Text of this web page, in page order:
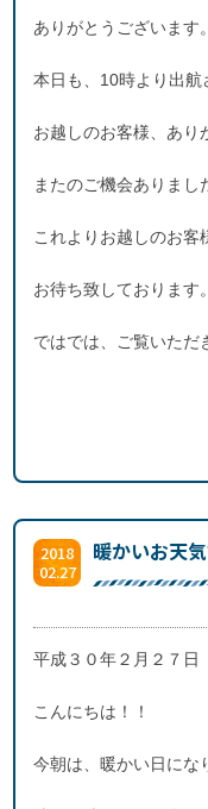
ありがとうございます
本日も、10時より出航
お越しのお客様、あり
またのご機会ありまし
これよりお越しのお客
お待ち致しております。
ではでは、ご覧いただ
2018
02.27
暖かいお天
平成３０年２月２７
こんにちは！！
今朝は、暖かい日にな